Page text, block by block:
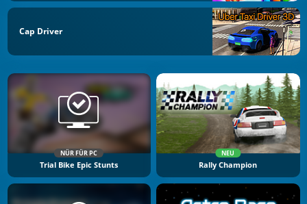
Cap Driver
NÜR FÜR PC
Trial Bike Epic Stunts
NEU
Rally Champion